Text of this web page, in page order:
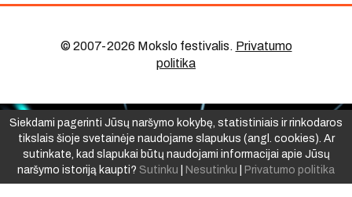
© 2007-2026 Mokslo festivalis. Privatumo
politika
Siekdami pagerinti Jūsų naršymo kokybę, statistiniais ir rinkodaros
tikslais šioje svetainėje naudojame slapukus (angl. cookies). Ar
sutinkate, kad slapukai būtų naudojami informacijai apie Jūsų
naršymo istoriją kaupti? Sutinku Nesutinku Privatumo politika